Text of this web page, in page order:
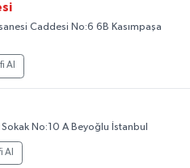
Caddesi No:6 6B Kasımpaşa
Al
No:10 A Beyoğlu İstanbul
Al